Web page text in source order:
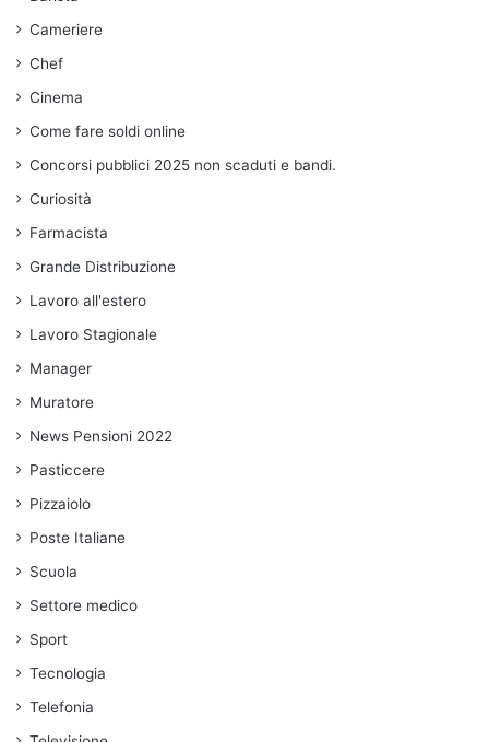
Cameriere
Chef
Cinema
Come fare soldi online
Concorsi pubblici 2025 non scaduti e bandi.
Curiosità
Farmacista
Grande Distribuzione
Lavoro all'estero
Lavoro Stagionale
Manager
Muratore
News Pensioni 2022
Pasticcere
Pizzaiolo
Poste Italiane
Scuola
Settore medico
Sport
Tecnologia
Telefonia